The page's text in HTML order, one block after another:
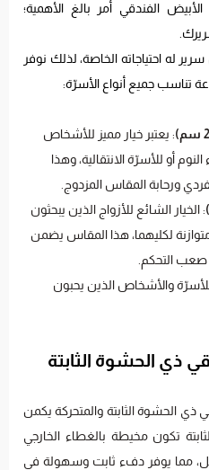
الفندقي أمر بالغ الأهمية؛
له احتياجاته الخاصة، لذلك نوفر
تناسب جميع أنواع الأسرّة:
: يعتبر خيار مميز للأشخاص
أو للأسرّة الانتقالية، وهذا
ورحابة المقاس المزدوج.
: الخيار الشائع للأزواج الذين يبحثون
لكليهما، هذا المقاس يضمن
صعب التحكم.
والأشخاص الذين يحبون
ذي الحشوة الثابتة
ذي الحشوة الثابتة والمتحركة يكمن
تكون مخيطة بالغطاء الخارجي
مما يوفر دفء ثابت وسهولة في